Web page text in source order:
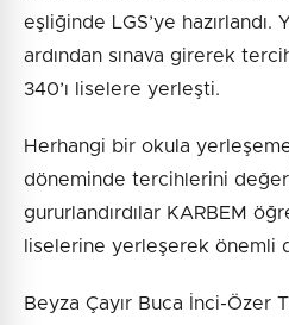
eşliğinde LGS’ye hazırlandı.
ardından sınava girerek
340’ı liselere yerleşti.
Herhangi bir okula
döneminde tercihlerini
gururlandırdılar KARBEM
liselerine yerleşerek önemli
Beyza Çayır Buca İnci-Özer